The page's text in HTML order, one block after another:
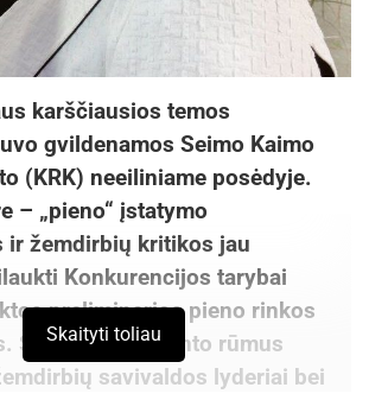
karščiausios temos
gvildenamos Seimo Kaimo
(KRK) neeiliniame posėdyje.
– „pieno“ įstatymo
ir žemdirbių kritikos jau
Konkurencijos tarybai
preliminarios pieno rinkos
Šįkart į Parlamento rūmus
savivaldos lyderiai bei
Skaityti toliau